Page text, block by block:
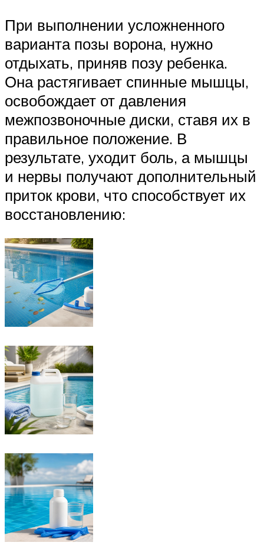
При выполнении усложненного
варианта позы ворона, нужно
отдыхать, приняв позу ребенка.
Она растягивает спинные мышцы,
освобождает от давления
межпозвоночные диски, ставя их в
правильное положение. В
результате, уходит боль, а мышцы
и нервы получают дополнительный
приток крови, что способствует их
восстановлению: